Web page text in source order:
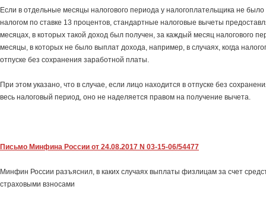
Если в отдельные месяцы налогового периода у налогоплательщика не было
налогом по ставке 13 процентов, стандартные налоговые вычеты
месяцах, в которых такой доход был получен, за каждый месяц налогового
месяцы, в которых не было выплат дохода, например, в случаях, когда
отпуске без сохранения заработной платы.
При этом указано, что в случае, если лицо находится в отпуске без
весь налоговый период, оно не наделяется правом на получение вычета.
Письмо Минфина России от 24.08.2017 N 03-15-06/54477
Минфин России разъяснил, в каких случаях выплаты физлицам за счет
страховыми взносами